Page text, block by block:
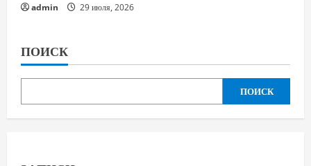
admin 29 июля, 2026
ПОИСК
ПОИСК